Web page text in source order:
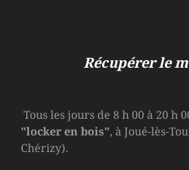
Récupérer le
Tous les jours de 8 h 00 à 20 h
"locker en bois", à Joué-lès-
Chérizy).